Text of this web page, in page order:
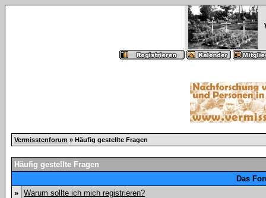
Vermisstenforum » Häufig gestellte Fragen
Häufig gestellte Fragen
Das
» Warum sollte ich mich registrieren?